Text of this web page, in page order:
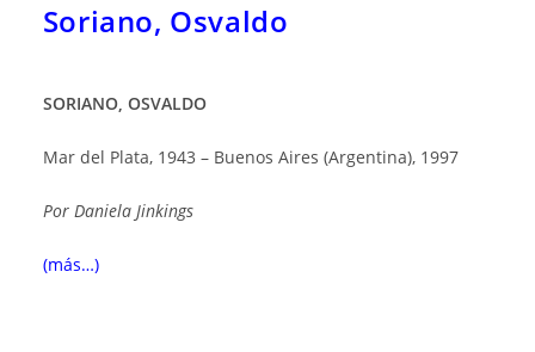
Soriano, Osvaldo
SORIANO, OSVALDO
Mar del Plata, 1943 – Buenos Aires (Argentina), 1997
Por Daniela Jinkings
(más…)